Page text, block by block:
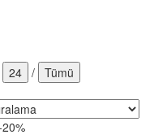
24 / Tümü